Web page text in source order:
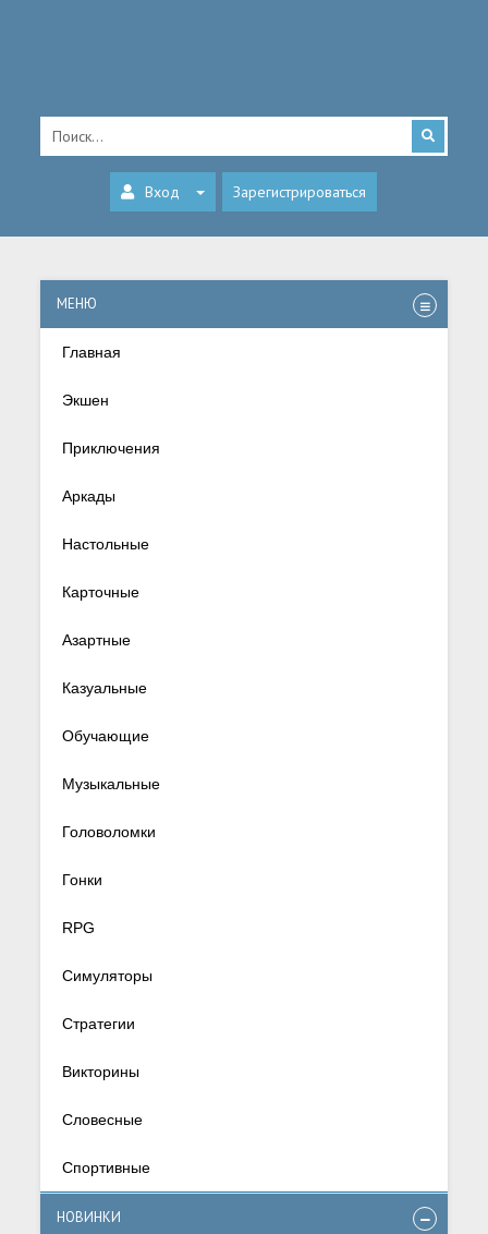
Вход Зарегистрироваться
МЕНЮ
Главная
Экшен
Приключения
Аркады
Настольные
Карточные
Азартные
Казуальные
Обучающие
Музыкальные
Головоломки
Гонки
RPG
Симуляторы
Стратегии
Викторины
Словесные
Спортивные
НОВИНКИ